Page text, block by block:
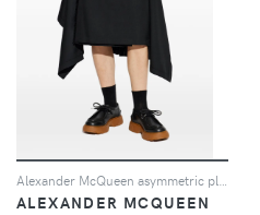
Alexander McQueen asymmetric pleated skirt - Schwarz
ALEXANDER MCQUEEN